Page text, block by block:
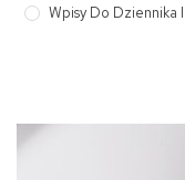
Wpisy Do Dziennika